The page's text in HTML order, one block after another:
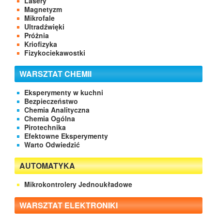
Magnetyzm
Mikrofale
Ultradźwięki
Próżnia
Kriofizyka
Fizykociekawostki
WARSZTAT CHEMII
Eksperymenty w kuchni
Bezpieczeństwo
Chemia Analityczna
Chemia Ogólna
Pirotechnika
Efektowne Eksperymenty
Warto Odwiedzić
AUTOMATYKA
Mikrokontrolery Jednoukładowe
WARSZTAT ELEKTRONIKI